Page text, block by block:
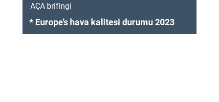
AÇA brifingi
* Europe’s hava kalitesi durumu 2023